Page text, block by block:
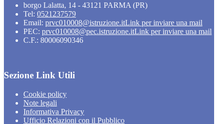
borgo Lalatta, 14 - 43121 PARMA (PR)
Tel: 0521237579
Email: prvc010008@istruzione.itLink per inviare una mail
PEC: prvc010008@pec.istruzione.itLink per inviare una mail
C.F.: 80006090346
Sezione Link Utili
Cookie policy
Note legali
Informativa Privacy
Ufficio Relazioni con il Pubblico